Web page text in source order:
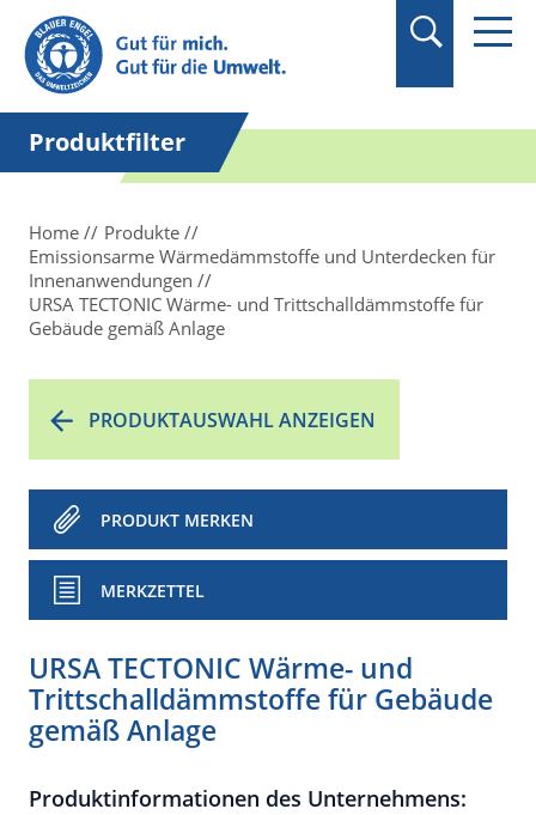
Suchbegriff in
Anführungszeichen
setzen.
Produktfilter
Home
Produkte
Emissionsarme Wärmedämmstoffe und Unterdecken für
Innenanwendungen
URSA TECTONIC Wärme- und Trittschalldämmstoffe für
Gebäude gemäß Anlage
PRODUKTAUSWAHL ANZEIGEN
PRODUKT MERKEN
MERKZETTEL
URSA TECTONIC Wärme- und
Trittschalldämmstoffe für Gebäude
gemäß Anlage
Produktinformationen des Unternehmens: